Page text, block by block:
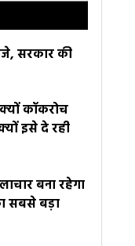
सरकार की
कॉकरोच
इसे दे रही
बना रहेगा
सबसे बड़ा